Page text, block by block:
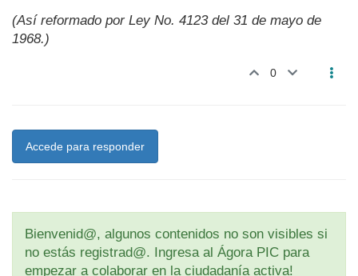
(Así reformado por Ley No. 4123 del 31 de mayo de
1968.)
0
Accede para responder
Bienvenid@, algunos contenidos no son visibles si
no estás registrad@. Ingresa al Ágora PIC para
empezar a colaborar en la ciudadanía activa!